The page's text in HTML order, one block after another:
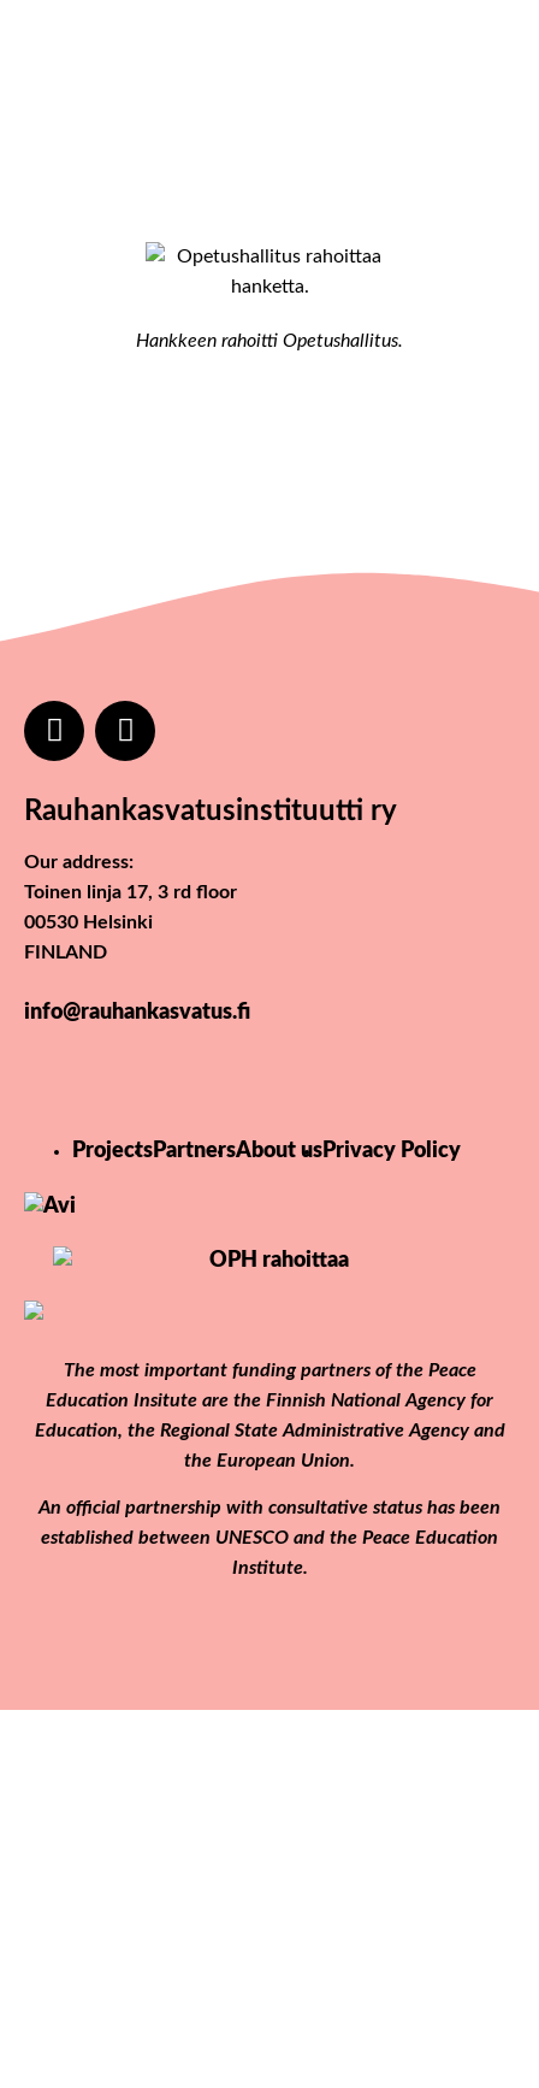
Hankkeen rahoitti Opetushallitus.
Rauhankasvatusinstituutti ry
Our address:
Toinen linja 17, 3 rd floor
00530 Helsinki
FINLAND
info@rauhankasvatus.fi
Projects PartnersAbout us Privacy Policy
The most important funding partners of the Peace
Education Insitute are the Finnish National Agency for
Education, the Regional State Administrative Agency and
the European Union.
An official partnership with consultative status has been
established between UNESCO and the Peace Education
Institute.